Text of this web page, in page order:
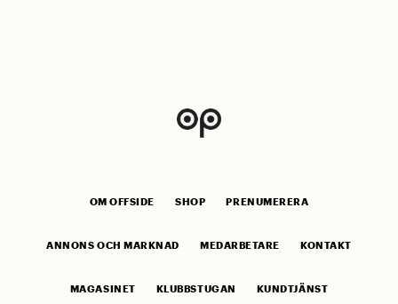
OM OFFSIDE SHOP PRENUMERERA
ANNONS OCH MARKNAD MEDARBETARE KONTAKT
MAGASINET KLUBBSTUGAN KUNDTJÄNST